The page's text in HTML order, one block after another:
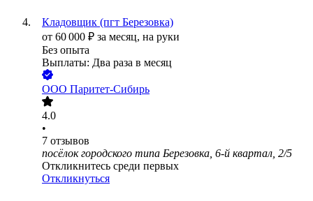
Кладовщик (пгт Березовка)
от 60 000 ₽ за месяц, на руки
Без опыта
Выплаты: Два раза в месяц
ООО Паритет-Сибирь
4.0
•
7 отзывов
посёлок городского типа Березовка, 6-й квартал, 2/5
Откликнитесь среди первых
Откликнуться